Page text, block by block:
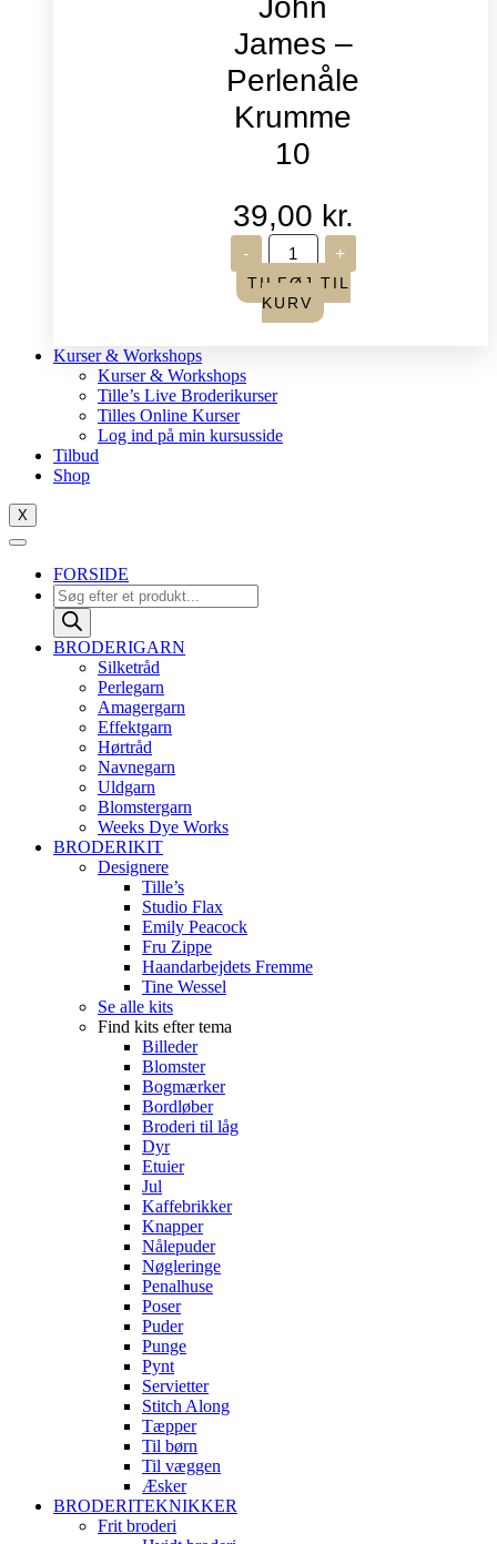
John
James –
Perlenåle
Krumme
10
39,00 kr.
-
John
James
-
Perlenåle
Krumme
+
TILFØJ TIL
KURV
Kurser & Workshops
Kurser & Workshops
Tille’s Live Broderikurser
Tilles Online Kurser
Log ind på min kursusside
Tilbud
Shop
X
FORSIDE
Products
search
BRODERIGARN
Silketråd
Perlegarn
Amagergarn
Effektgarn
Hørtråd
Navnegarn
Uldgarn
Blomstergarn
Weeks Dye Works
BRODERIKIT
Designere
Tille’s
Studio Flax
Emily Peacock
Fru Zippe
Haandarbejdets Fremme
Tine Wessel
Se alle kits
Find kits efter tema
Billeder
Blomster
Bogmærker
Bordløber
Broderi til låg
Dyr
Etuier
Jul
Kaffebrikker
Knapper
Nålepuder
Nøgleringe
Penalhuse
Poser
Puder
Punge
Pynt
Servietter
Stitch Along
Tæpper
Til børn
Til væggen
Æsker
BRODERITEKNIKKER
Frit broderi